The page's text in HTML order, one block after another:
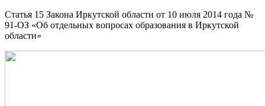
Статья 15 Закона Иркутской области от 10 июля 2014 года №
91-ОЗ «Об отдельных вопросах образования в Иркутской
области»